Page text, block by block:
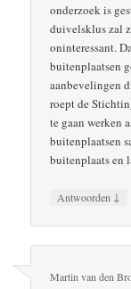
onderzoek is
duivelsklus zal
oninteressant.
buitenplaatsen
aanbevelingen
roept de
te gaan werken
buitenplaatsen
buitenplaats en
Antwoorden ↓
Martin van den